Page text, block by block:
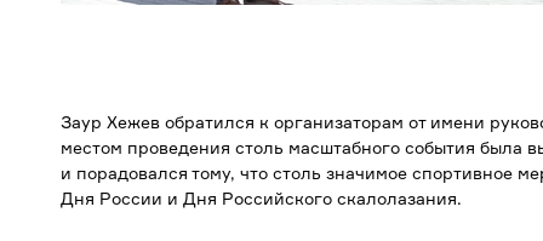
Заур Хежев обратился к организаторам от имени
местом проведения столь масштабного события была
и порадовался тому, что столь значимое спортивное
Дня России и Дня Российского скалолазания.